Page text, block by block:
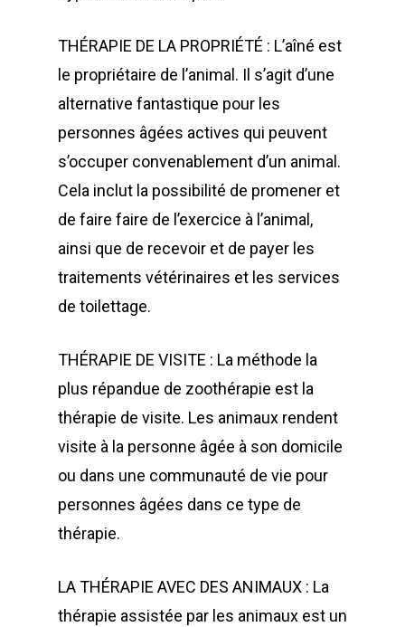
THÉRAPIE DE LA PROPRIÉTÉ : L’aîné est
le propriétaire de l’animal. Il s’agit d’une
alternative fantastique pour les
personnes âgées actives qui peuvent
s’occuper convenablement d’un animal.
Cela inclut la possibilité de promener et
de faire faire de l’exercice à l’animal,
ainsi que de recevoir et de payer les
traitements vétérinaires et les services
de toilettage.
THÉRAPIE DE VISITE : La méthode la
plus répandue de zoothérapie est la
thérapie de visite. Les animaux rendent
visite à la personne âgée à son domicile
ou dans une communauté de vie pour
personnes âgées dans ce type de
thérapie.
LA THÉRAPIE AVEC DES ANIMAUX : La
thérapie assistée par les animaux est un